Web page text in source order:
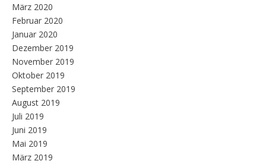
März 2020
Februar 2020
Januar 2020
Dezember 2019
November 2019
Oktober 2019
September 2019
August 2019
Juli 2019
Juni 2019
Mai 2019
März 2019